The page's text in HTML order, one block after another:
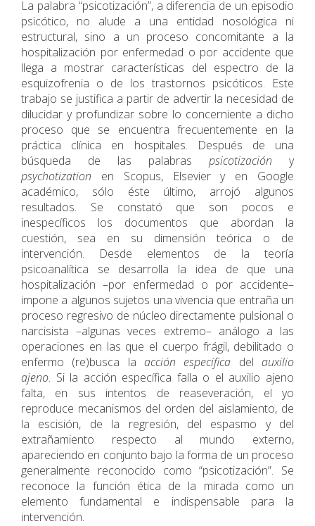
La palabra “psicotización”, a diferencia de un episodio
psicótico, no alude a una entidad nosológica ni
estructural, sino a un proceso concomitante a la
hospitalización por enfermedad o por accidente que
llega a mostrar características del espectro de la
esquizofrenia o de los trastornos psicóticos. Este
trabajo se justifica a partir de advertir la necesidad de
dilucidar y profundizar sobre lo concerniente a dicho
proceso que se encuentra frecuentemente en la
práctica clínica en hospitales. Después de una
búsqueda de las palabras psicotización y
psychotization en Scopus, Elsevier y en Google
académico, sólo éste último, arrojó algunos
resultados. Se constató que son pocos e
inespecíficos los documentos que abordan la
cuestión, sea en su dimensión teórica o de
intervención. Desde elementos de la teoría
psicoanalítica se desarrolla la idea de que una
hospitalización –por enfermedad o por accidente–
impone a algunos sujetos una vivencia que entraña un
proceso regresivo de núcleo directamente pulsional o
narcisista –algunas veces extremo– análogo a las
operaciones en las que el cuerpo frágil, debilitado o
enfermo (re)busca la acción específica delauxilio
ajeno. Si la acción específica falla o el auxilio ajeno
falta, en sus intentos de reaseveración, el yo
reproduce mecanismos del orden del aislamiento, de
la escisión, de la regresión, del espasmo y del
extrañamiento respecto al mundo externo,
apareciendo en conjunto bajo la forma de un proceso
generalmente reconocido como “psicotización”. Se
reconoce la función ética de la mirada como un
elemento fundamental e indispensable para la
intervención.